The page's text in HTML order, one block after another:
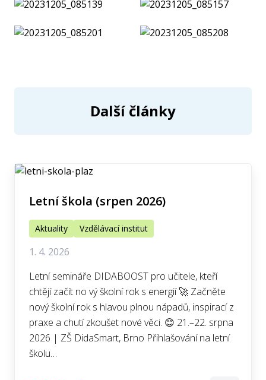
Další články
Letní škola (srpen 2026)
Aktuality Vzdělávací institut
1. 4. 2026
Letní semináře DIDABOOST pro učitele, kteří
chtějí začít no vý školní rok s energií 🚀 Začněte
nový školní rok s hlavou plnou nápadů, inspirací z
praxe a chutí zkoušet nové věci. 😊 21.–22. srpna
2026 | ZŠ DidaSmart, Brno Přihlašování na letní
školu…